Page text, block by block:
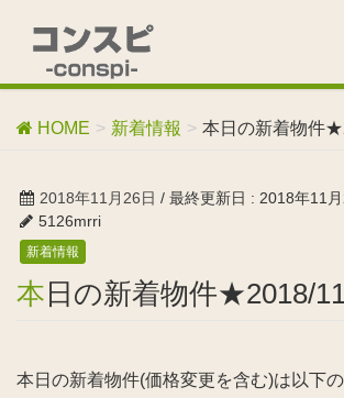
HOME 新着情報 本日の新着物件
2018年11月26日 / 最終更新日 : 2018年11
5126mrri
新着情報
本日の新着物件★2018/
本日の新着物件(価格変更を含む)は以下の